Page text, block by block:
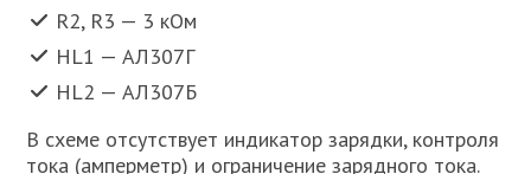
R2, R3 — 3 кОм
HL1 — АЛ307Г
HL2 — АЛ307Б
В схеме отсутствует индикатор зарядки, контроля
тока (амперметр) и ограничение зарядного тока.